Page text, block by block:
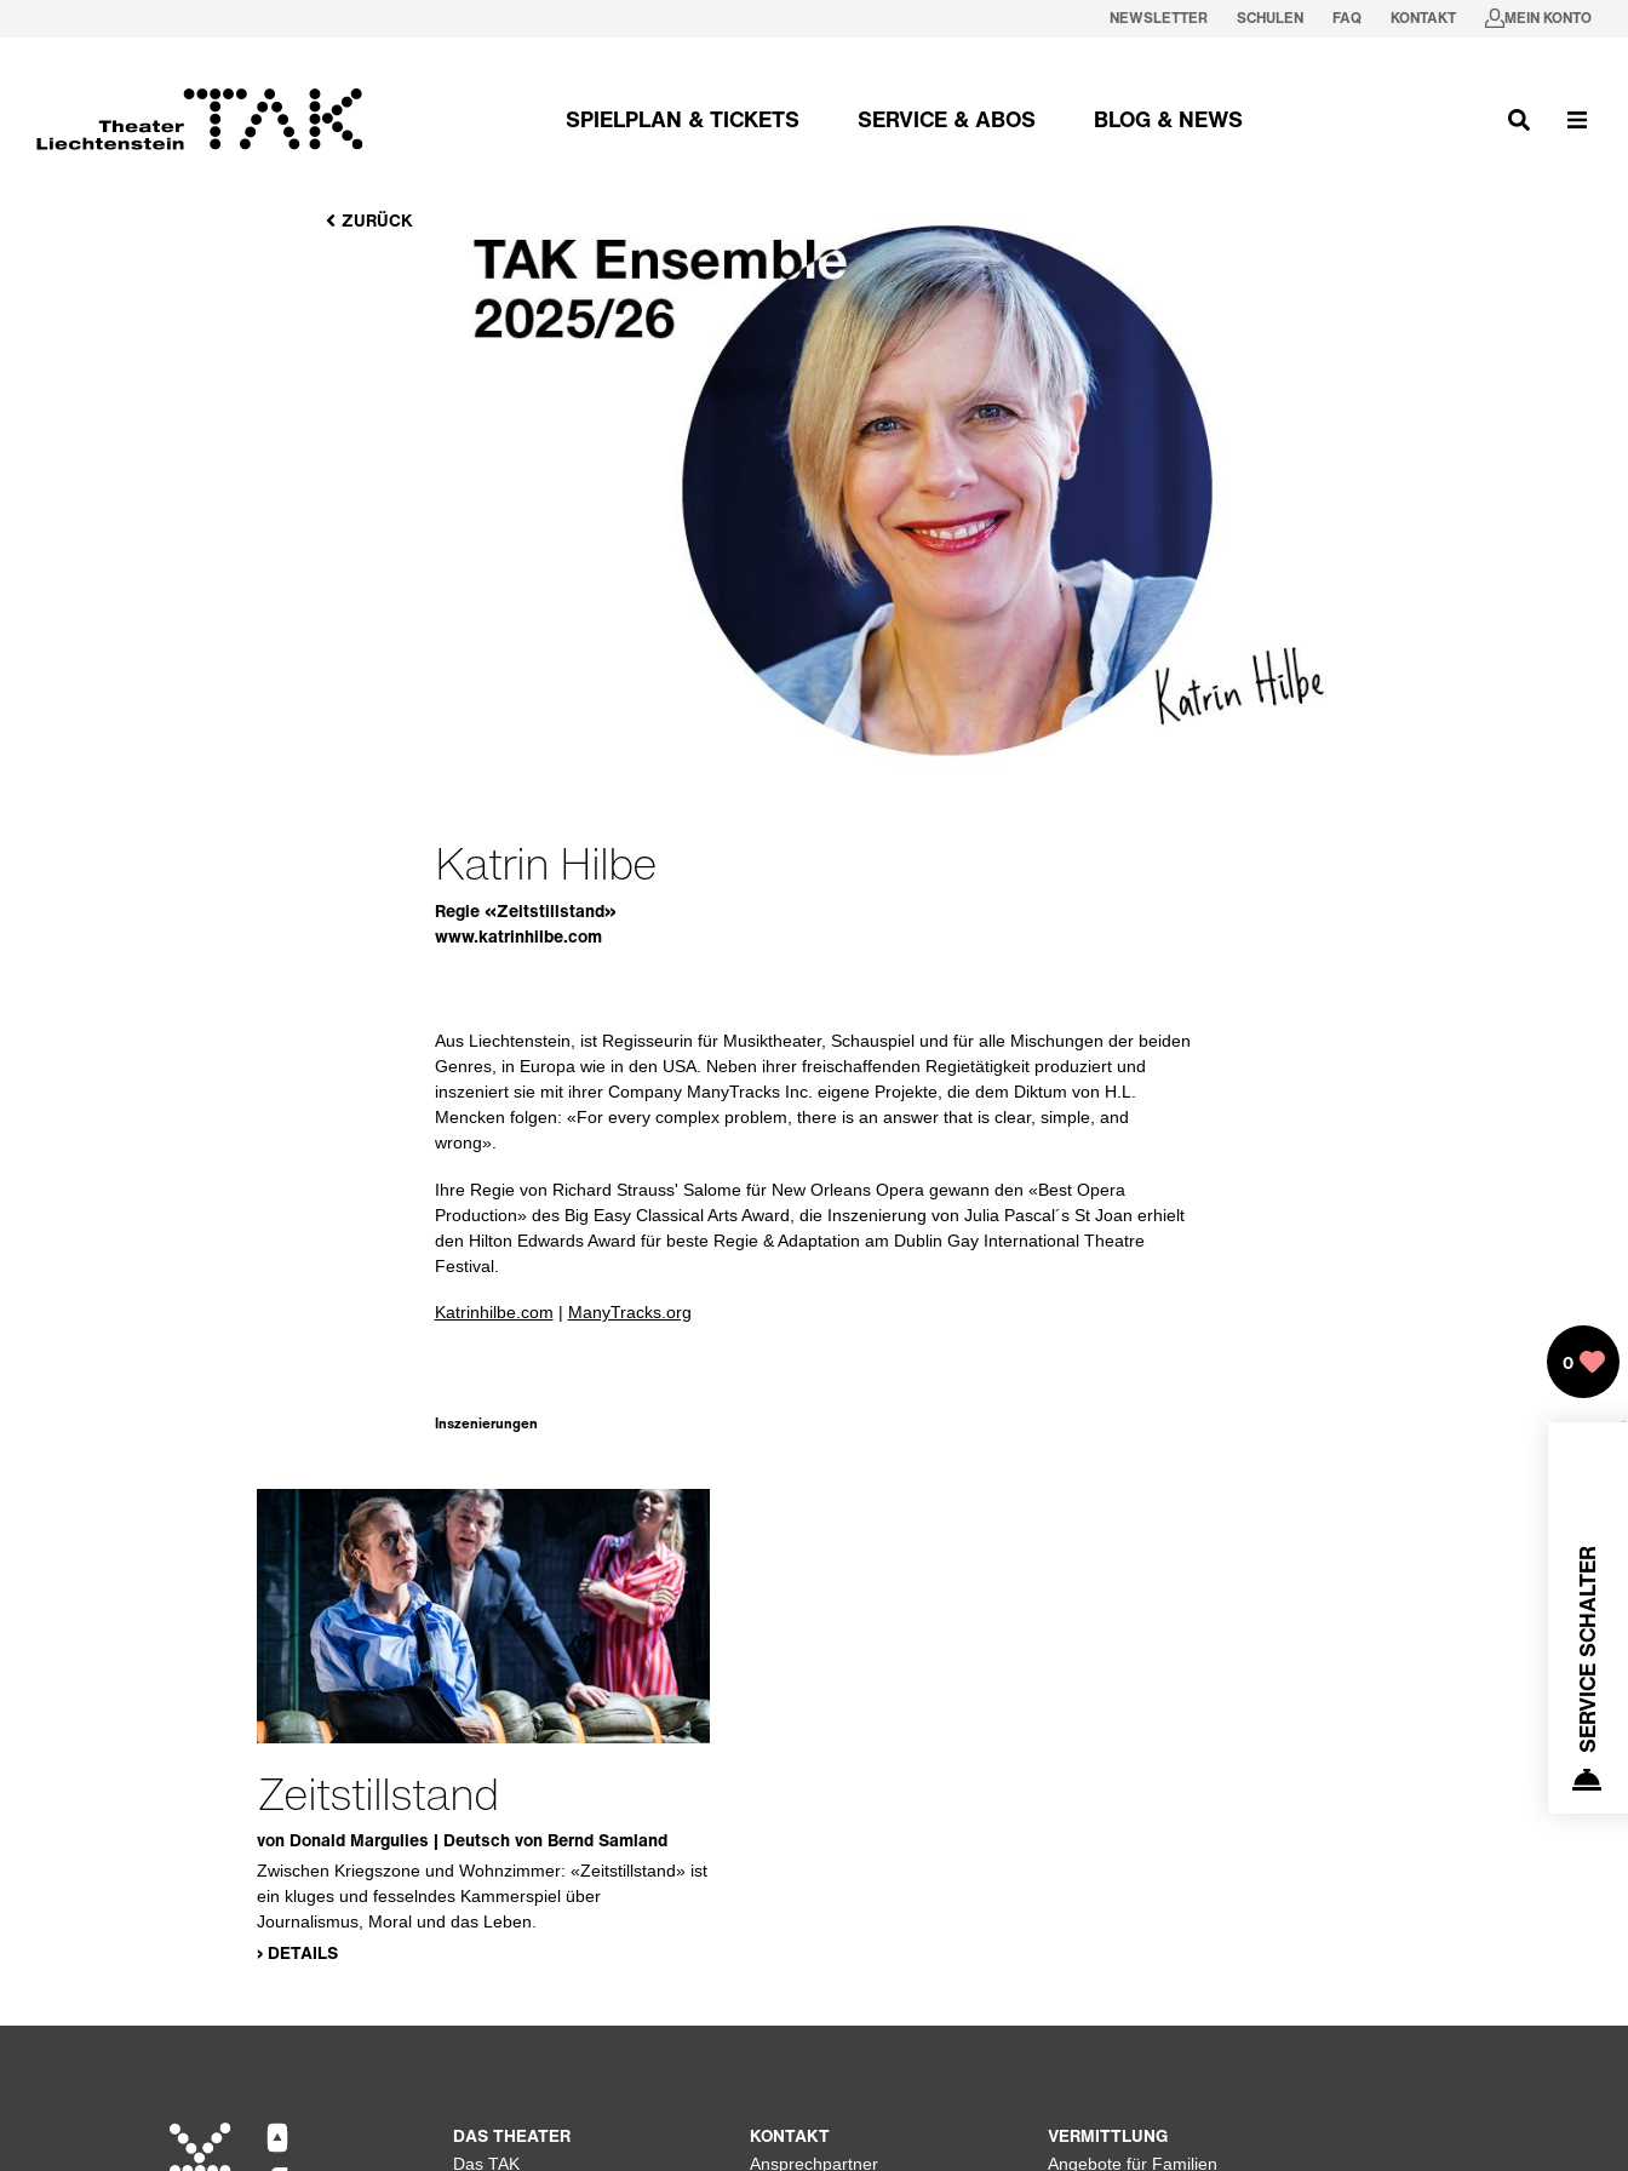
NEWSLETTER SCHULEN FAQ KONTAKT MEIN KONTO
SPIELPLAN & TICKETS SERVICE & ABOS BLOG & NEWS
ZURÜCK
Katrin Hilbe
Regie «Zeitstillstand»
www.katrinhilbe.com
Aus Liechtenstein, ist Regisseurin für Musiktheater, Schauspiel und für alle Mischungen der beiden
Genres, in Europa wie in den USA. Neben ihrer freischaffenden Regietätigkeit produziert und
inszeniert sie mit ihrer Company ManyTracks Inc. eigene Projekte, die dem Diktum von H.L.
Mencken folgen: «For every complex problem, there is an answer that is clear, simple, and
wrong».
Ihre Regie von Richard Strauss' Salome für New Orleans Opera gewann den «Best Opera
Production»des Big Easy Classical Arts Award, die Inszenierung von Julia Pascal´s St Joan erhielt
den Hilton Edwards Award für beste Regie & Adaptation am Dublin Gay International Theatre
Festival.
Katrinhilbe.com | ManyTracks.org
Inszenierungen
Zeitstillstand
von Donald Margulies | Deutsch von Bernd Samland
Zwischen Kriegszone und Wohnzimmer: «Zeitstillstand» ist
ein kluges und fesselndes Kammerspiel über
Journalismus, Moral und das Leben.
› DETAILS
SERVICE SCHALTER
0
DAS THEATER
Das TAK
KONTAKT
Ansprechpartner
VERMITTLUNG
Angebote für Familien